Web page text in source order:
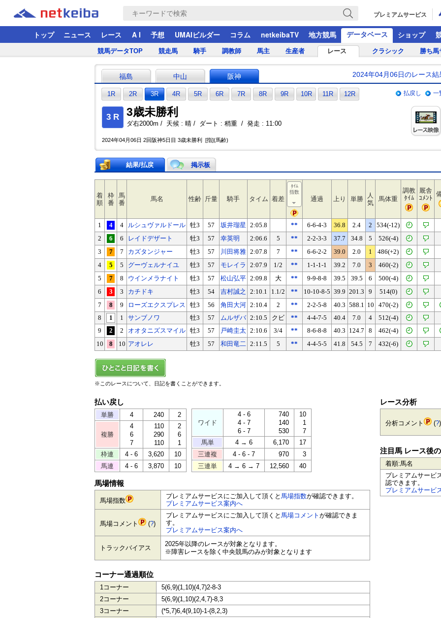
プレミアムサービス
トップ ニュース レース A I 予想 UMAIビルダー コラム netkeibaTV 地方競馬 データベース ショップ
競馬データTOP 競走馬 騎手 調教師 馬主 生産者 レース クラシック 勝ち馬
福島 中山 阪神 2024年04月06日のレース結
1R 2R 3R 4R 5R 6R 7R 8R 9R 10R 11R 12R 一
払戻し
3 R 3歳未勝利
ダ右2000m / 天候 : 晴 / ダート : 稍重 / 発走 : 11:00
2024年04月06日 2回阪神5日目 3歳未勝利 [指](馬齢)
結果/払戻 掲示板
着
順
枠
番
馬
番
馬名 性齢 斤量 騎手 タイム 着差
ﾀｲﾑ
指数
通過 上り 単勝
人
気
馬体重
調教
ﾀｲﾑ
厩舎
ｺﾒﾝﾄ
1 4 4 ルシュヴァルドール 牡3 57 坂井瑠星 2:05.8 ** 6-6-4-3 36.8 2.4 2
534(-12)
2
6 6 レイドデザート 牡3 57 幸英明 2:06.6 5 ** 2-2-3-3 37.7 34.8 5
526(-4)
3
7 7 カズタンジャー 牡3 57 川田将雅 2:07.8 7 ** 6-6-2-2 39.0 2.0 1
486(+2)
4
5 5 グーヴェルナイユ 牡3 57 モレイラ 2:07.9 1/2 ** 1-1-1-1 39.2 7.0 3
460(-2)
5
7 8 ウインメラナイト 牡3 57 松山弘平 2:09.8 大 ** 9-9-8-8 39.5 39.5 6
500(-4)
6
3 3 カチドキ 牡3 54 吉村誠之 2:10.1 1.1/2 ** 10-10-8-5 39.9 201.3 9
514(0)
7
8 9 ローズエクスプレス 牡3 56 角田大河 2:10.4 2 ** 2-2-5-8 40.3 588.1 10
470(-2)
8
1 1 サンブノワ 牡3 57 ムルザバ 2:10.5 クビ ** 4-4-7-5 40.4 7.0 4
512(-4)
9
2 2 オオタニズスマイル 牡3 57 戸崎圭太 2:10.6 3/4 ** 8-6-8-8 40.3 124.7 8
462(-4)
10
8 10 アオレレ 牡3 57 和田竜二 2:11.5 5 ** 4-4-5-5 41.8 54.5 7 432(-6)
※このレースについて、日記を書くことができます。
払い戻し
単勝 4 240 2
複勝
4
6
7
110
290
110
2
6
1
枠連
4 - 6 3,620
10
馬連
4 - 6 3,870 10
ワイド
4 - 6
4 - 7
6 - 7
740
140
530
10
1
7
馬単
4 → 6 6,170
17
三連複
4 - 6 - 7 970
3
三連単
4 → 6 → 7 12,560 40
馬場情報
馬場指数
プレミアムサービスにご加入して頂くと 馬場指数が確認できます。
プレミアムサービス案内へ
馬場コメント (?)
プレミアムサービスにご加入して頂くと 馬場コメント が確認できま
す。
プレミアムサービス案内へ
トラックバイアス
2025年以降のレースが対象となります。
※障害レースを除く中央競馬のみが対象となります
コーナー通過順位
1コーナー
5(6,9)(1,10)(4,7)2-8-3
2コーナー
5(6,9)(1,10)(2,4,7)-8,3
3コーナー
(*5,7)6,4(9,10)-1-(8,2,3)
レース分析
分析コメント (?)
注目馬 レース後
着順:馬名
プレミアムサービ
認できます。
プレミアムサービ